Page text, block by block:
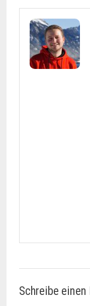
Schreibe